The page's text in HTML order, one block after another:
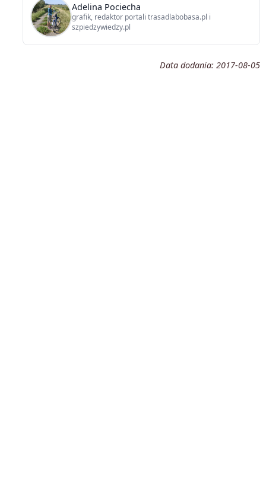
Adelina Pociecha
grafik, redaktor portali trasadlabobasa.pl i
szpiedzywiedzy.pl
Data dodania: 2017-08-05